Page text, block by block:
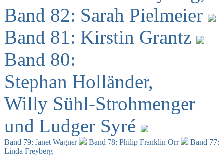
Band 82: Sarah Pielmeier
Band 81: Kirstin Grantz
Band 80:
Stephan Holländer,
Willy Sühl-Strohmenger
und Ludger Syré
Band 79: Janet Wagner Band 78: Philip Franklin Orr
Band
Linda Freyberg